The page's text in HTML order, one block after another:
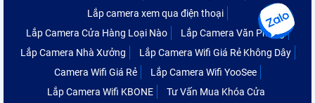
Lắp camera xem qua điện thoại
Lắp Camera Cửa Hàng Loại Nào
Lắp Camera Văn Phòng
Lắp Camera Nhà Xưởng
Lắp Camera Wifi Giá Rẻ Không Dây
Camera Wifi Giá Rẻ
Lắp Camera Wifi YooSee
Lắp Camera Wifi KBONE
Tư Vấn Mua Khóa Cửa